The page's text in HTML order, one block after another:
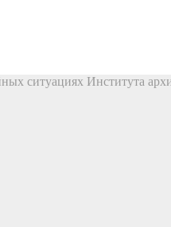
ситуациях Института